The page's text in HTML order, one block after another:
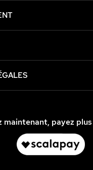
maintenant, payez